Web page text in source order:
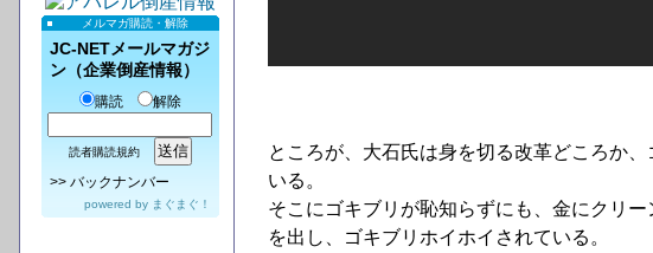
メルマガ購読・解除
JC-NETメールマガジ
ン（企業倒産情報）
購読 解除
読者購読規約
>> バックナンバー
powered by まぐまぐ！
ところが、大石氏は身を切る改革どころか
いる。
そこにゴキブリが恥知らずにも、金にクリ
を出し、ゴキブリホイホイされている。